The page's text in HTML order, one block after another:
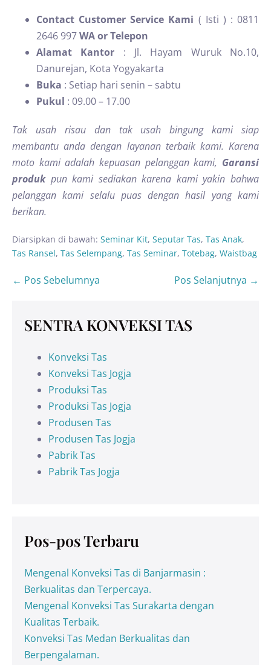
Contact Customer Service Kami ( Isti ) : 0811
2646 997WA or Telepon
Alamat Kantor : Jl. Hayam Wuruk No.10,
Danurejan, Kota Yogyakarta
Buka : Setiap hari senin – sabtu
Pukul : 09.00 – 17.00
Tak usah risau dan tak usah bingung kami siap
membantu anda dengan layanan terbaik kami. Karena
moto kami adalah kepuasan pelanggan kami, Garansi
produkpun kami sediakan karena kami yakin bahwa
pelanggan kami selalu puas dengan hasil yang kami
berikan.
Diarsipkan di bawah: Seminar Kit, Seputar Tas, Tas Anak,
Tas Ransel, Tas Selempang, Tas Seminar, Totebag, Waistbag
← Pos Sebelumnya Pos Selanjutnya →
SENTRA KONVEKSI TAS
Konveksi Tas
Konveksi Tas Jogja
Produksi Tas
Produksi Tas Jogja
Produsen Tas
Produsen Tas Jogja
Pabrik Tas
Pabrik Tas Jogja
Pos-pos Terbaru
Mengenal Konveksi Tas di Banjarmasin :
Berkualitas dan Terpercaya.
Mengenal Konveksi Tas Surakarta dengan
Kualitas Terbaik.
Konveksi Tas Medan Berkualitas dan
Berpengalaman.